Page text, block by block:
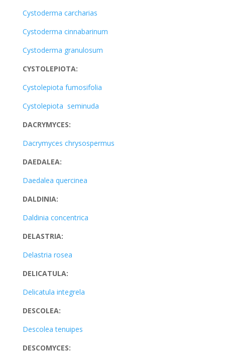
Cystoderma carcharias
Cystoderma cinnabarinum
Cystoderma granulosum
CYSTOLEPIOTA:
Cystolepiota fumosifolia
Cystolepiota seminuda
DACRYMYCES:
Dacrymyces chrysospermus
DAEDALEA:
Daedalea quercinea
DALDINIA:
Daldinia concentrica
DELASTRIA:
Delastria rosea
DELICATULA:
Delicatula integrela
DESCOLEA:
Descolea tenuipes
DESCOMYCES: